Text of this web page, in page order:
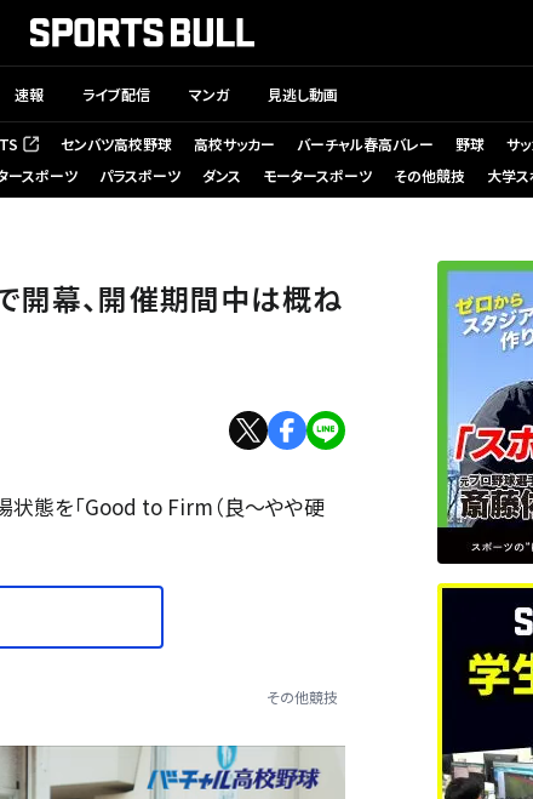
速報 ライブ配信 マンガ 見逃し動画
く） センバツ高校野球 高校サッカー バーチャル春高バレー 野球 サ
ースポーツ パラスポーツ ダンス モータースポーツ その他競技 大学
開幕、開催期間中は概ね
状態を「Good to Firm（良～やや硬
その他競技